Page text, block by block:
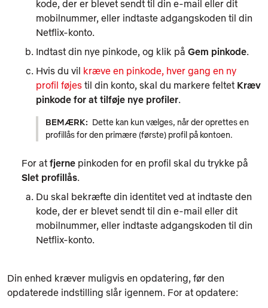
kode, der er blevet sendt til din e-mail eller dit
mobilnummer, eller indtaste adgangskoden til din
Netflix-konto.
Indtast din nye pinkode, og klik på Gem pinkode.
Hvis du vil kræve en pinkode, hver gang en ny
profil føjes til din konto, skal du markere feltet Kræv
pinkode for at tilføje nye profiler.
BEMÆRK: Dette kan kun vælges, når der oprettes en
profillås for den primære (første) profil på kontoen.
For at fjerne pinkoden for en profil skal du trykke på
Slet profillås.
Du skal bekræfte din identitet ved at indtaste den
kode, der er blevet sendt til din e-mail eller dit
mobilnummer, eller indtaste adgangskoden til din
Netflix-konto.
Din enhed kræver muligvis en opdatering, før den
opdaterede indstilling slår igennem. For at opdatere: